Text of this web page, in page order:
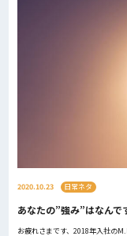
2020.10.23 日常ネタ
あなたの”強み”はなん
お疲れさまです、2018年入社の